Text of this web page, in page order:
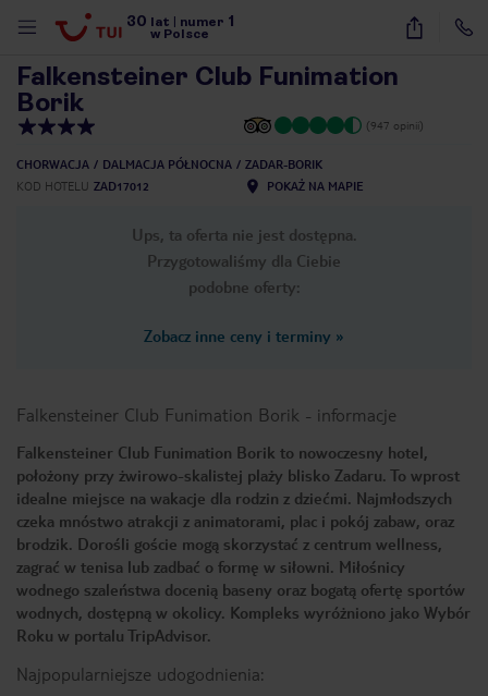
30 lat numer 1
w Polsce
40
Falkensteiner Club Funimation
Borik
(947 opinii)
CHORWACJA DALMACJA PÓŁNOCNA
ZADAR-BORIK
KOD HOTELU ZAD17012 POKAŻ NA MAPIE
Ups, ta oferta nie jest dostępna.
Przygotowaliśmy dla Ciebie
podobne oferty:
Zobacz inne ceny i terminy »
Falkensteiner Club Funimation Borik - informacje
Falkensteiner Club Funimation Borik to nowoczesny hotel,
położony przy żwirowo-skalistej plaży blisko Zadaru. To wprost
idealne miejsce na wakacje dla rodzin z dziećmi. Najmłodszych
czeka mnóstwo atrakcji z animatorami, plac i pokój zabaw, oraz
brodzik. Dorośli goście mogą skorzystać z centrum wellness,
zagrać w tenisa lub zadbać o formę w siłowni. Miłośnicy
wodnego szaleństwa docenią baseny oraz bogatą ofertę sportów
wodnych, dostępną w okolicy. Kompleks wyróżniono jako Wybór
Roku w portalu TripAdvisor.
Najpopularniejsze udogodnienia: